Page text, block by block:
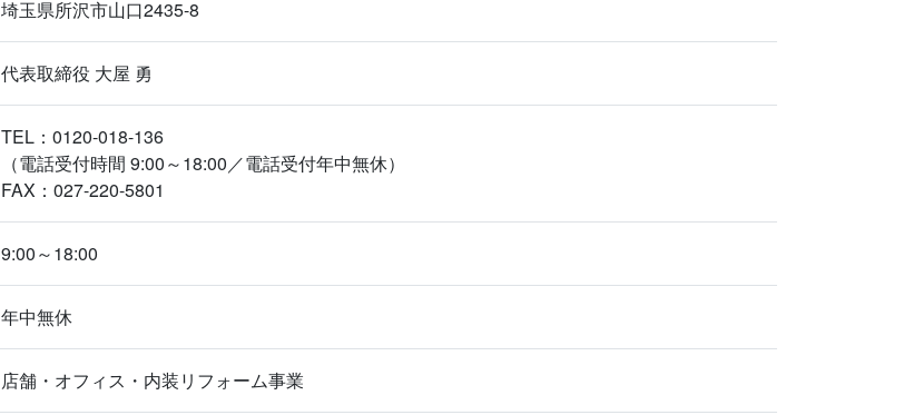
埼玉県所沢市山口2435-8
代表取締役 大屋 勇
TEL：0120-018-136
（電話受付時間 9:00～18:00／電話受付年中無休）
FAX：027-220-5801
9:00～18:00
年中無休
店舗・オフィス・内装リフォーム事業